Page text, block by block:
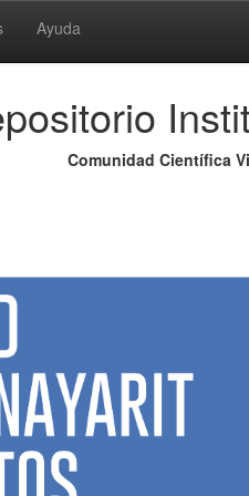
Ayuda
Comunidad Científica